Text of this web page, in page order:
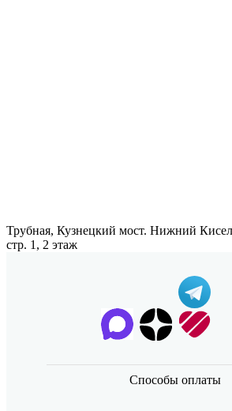
Трубная, Кузнецкий мост. Нижний
стр. 1, 2 этаж
Способы оплаты